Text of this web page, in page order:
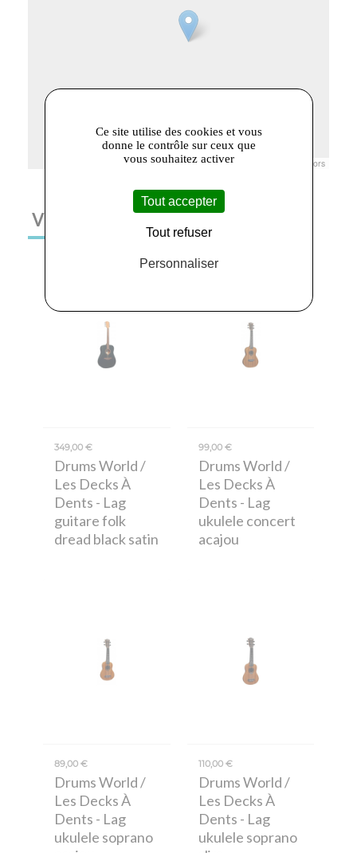
© Openstreetmap France | ©OpenStreetMap contributors
VOUS AIMEREZ AUSSI
349,00 €
Drums World /
Les Decks À
Dents - Lag
guitare folk
dread black satin
99,00 €
Drums World /
Les Decks À
Dents - Lag
ukulele concert
acajou
89,00 €
Drums World /
Les Decks À
Dents - Lag
ukulele soprano
110,00 €
Drums World /
Les Decks À
Dents - Lag
ukulele soprano
Ce site utilise des cookies et vous
donne le contrôle sur ceux que
vous souhaitez activer
Tout accepter
Tout refuser
Personnaliser